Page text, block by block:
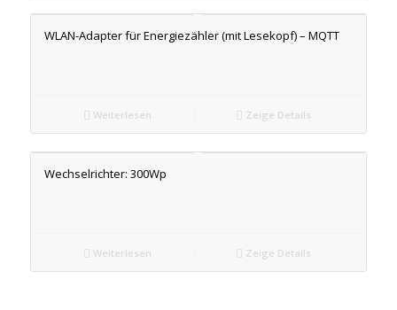
WLAN-Adapter für Energiezähler (mit Lesekopf) – MQTT
Weiterlesen Zeige Details
Wechselrichter: 300Wp
Weiterlesen Zeige Details